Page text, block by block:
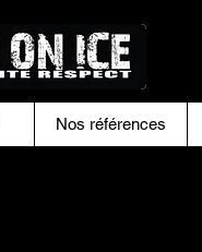
Nos références